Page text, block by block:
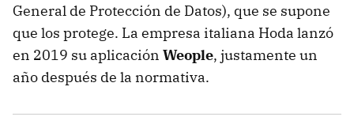
General de Protección de Datos), que se supone
que los protege. La empresa italiana Hoda lanzó
en 2019 su aplicación Weople, justamente un
año después de la normativa.